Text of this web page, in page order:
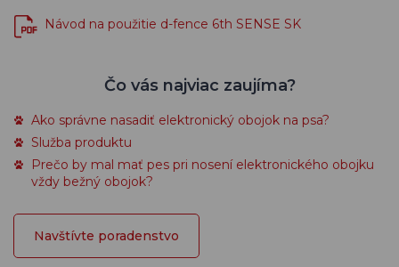
Návod na použitie d-fence 6th SENSE SK
Čo vás najviac zaujíma?
Ako správne nasadiť elektronický obojok na psa?
Služba produktu
Prečo by mal mať pes pri nosení elektronického obojku
vždy bežný obojok?
Navštívte poradenstvo